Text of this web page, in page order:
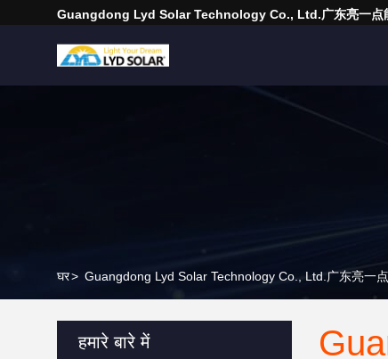
Guangdong Lyd Solar Technology Co., Ltd.广东亮一点
घर> Guangdong Lyd Solar Technology Co., Ltd.广东亮一点
हमारे बारे में